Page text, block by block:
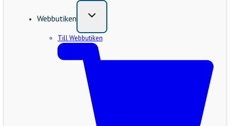
Webbutiken
Till Webbutiken